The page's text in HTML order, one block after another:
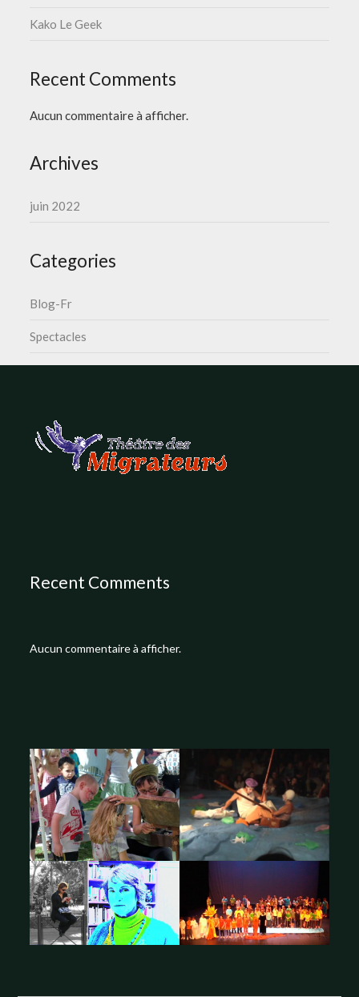
Kako Le Geek
Recent Comments
Aucun commentaire à afficher.
Archives
juin 2022
Categories
Blog-Fr
Spectacles
Recent Comments
Aucun commentaire à afficher.